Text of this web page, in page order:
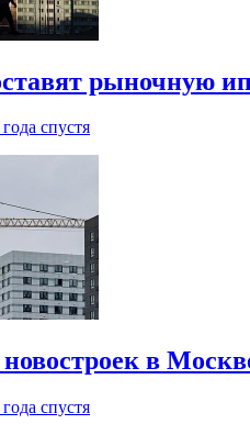
рыночную
спустя
в
года спустя